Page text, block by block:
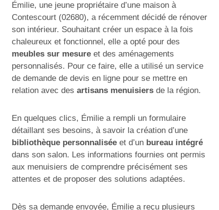
Émilie, une jeune propriétaire d’une maison à
Contescourt (02680), a récemment décidé de rénover
son intérieur. Souhaitant créer un espace à la fois
chaleureux et fonctionnel, elle a opté pour des
meubles sur mesure et des aménagements
personnalisés. Pour ce faire, elle a utilisé un service
de demande de devis en ligne pour se mettre en
relation avec des artisans menuisiers de la région.
En quelques clics, Émilie a rempli un formulaire
détaillant ses besoins, à savoir la création d’une
bibliothèque personnalisée et d’un bureau intégré
dans son salon. Les informations fournies ont permis
aux menuisiers de comprendre précisément ses
attentes et de proposer des solutions adaptées.
Dès sa demande envoyée, Émilie a reçu plusieurs